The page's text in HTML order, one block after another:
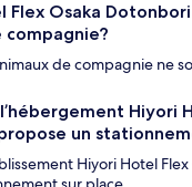
Flex Osaka
compagnie?
de compagnie ne
Hiyori
un
Hiyori Hotel